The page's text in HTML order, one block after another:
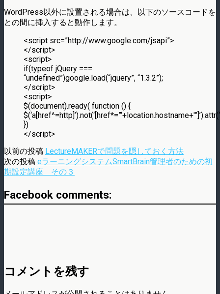
WordPress以外に設置される場合は、以下のソースコードを
との間に挿入すると動作します。
<script src=”http://www.google.com/jsapi”>
</script>
<script>
if(typeof jQuery ===
“undefined”)google.load(“jquery”, “1.3.2”);
</script>
<script>
$(document).ready( function () {
})
</script>
以前の投稿 LectureMAKERで問題を隠しておく方法
次の投稿 eラーニングシステムSmartBrain管理者のための初
期設定講座 その３
Facebook comments:
コメントを残す